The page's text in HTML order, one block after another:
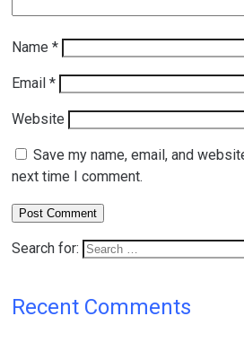
Name *
Email *
Website
Save my name, email, and
next time I comment.
Search for:
Recent Comments